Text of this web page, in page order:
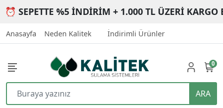
⏰ SEPETTE %5 İNDİRİM + 1.000 TL ÜZERİ KARGO
Anasayfa Neden Kalitek İndirimli Ürünler
ARA
0